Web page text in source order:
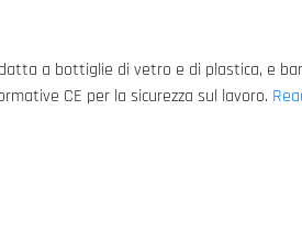
a bottiglie di vetro e di plastica, e
CE per la sicurezza sul lavoro.